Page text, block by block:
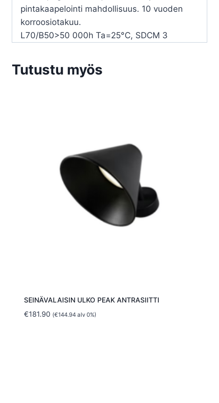
pintakaapelointi mahdollisuus. 10 vuoden
korroosiotakuu.
L70/B50>50 000h Ta=25°C, SDCM 3
Tutustu myös
SEINÄVALAISIN ULKO PEAK ANTRASIITTI
€181.90 (€144.94alv 0%)